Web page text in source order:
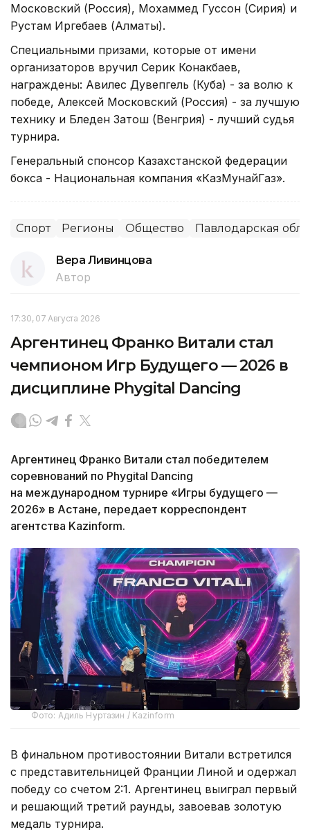
Московский (Россия), Мохаммед Гуссон (Сирия) и
Рустам Иргебаев (Алматы).
Специальными призами, которые от имени
организаторов вручил Серик Конакбаев,
награждены: Авилес Дувепгель (Куба) - за волю к
победе, Алексей Московский (Россия) - за лучшую
технику и Бледен Затош (Венгрия) - лучший судья
турнира.
Генеральный спонсор Казахстанской федерации
бокса - Национальная компания «КазМунайГаз».
Спорт Регионы Общество Павлодарская
Вера Ливинцова
Автор
17:30, 07 Августа 2026
Аргентинец Франко Витали стал
чемпионом Игр Будущего — 2026 в
дисциплине Phygital Dancing
Аргентинец Франко Витали стал победителем
соревнований по Phygital Dancing
на международном турнире «Игры будущего —
2026» в Астане, передает корреспондент
агентства Kazinform.
Фото: Адиль Нуртазин / Kazinform
В финальном противостоянии Витали встретился
с представительницей Франции Линой и одержал
победу со счетом 2:1. Аргентинец выиграл первый
и решающий третий раунды, завоевав золотую
медаль турнира.